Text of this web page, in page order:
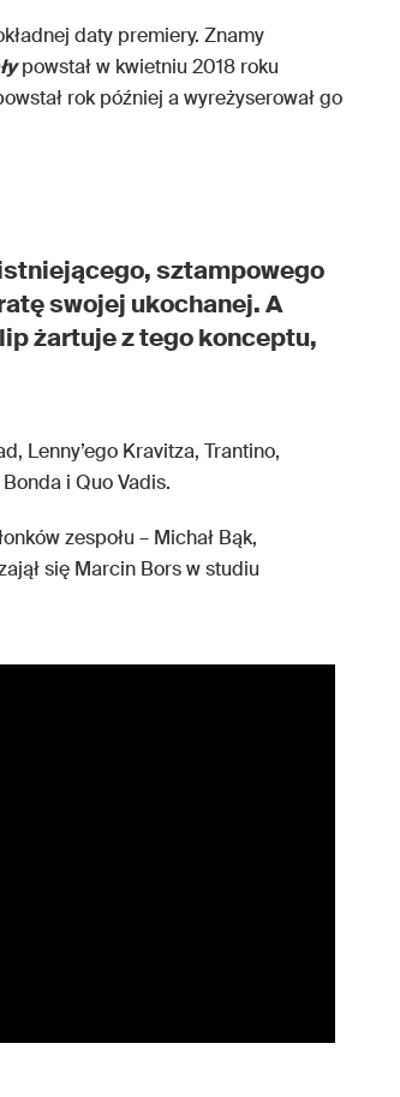
daty premiery. Znamy
powstał w kwietniu 2018 roku
rok później a wyreżyserował go
sztampowego
swojej ukochanej. A
żartuje z tego konceptu,
Lenny’ego Kravitza, Trantino,
i Quo Vadis.
zespołu – Michał Bąk,
się Marcin Bors w studiu